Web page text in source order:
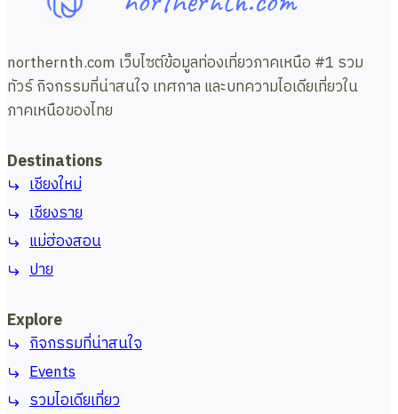
northernth.com เว็บไซต์ข้อมูลท่องเที่ยวภาคเหนือ #1 รวม
ทัวร์ กิจกรรมที่น่าสนใจ เทศกาล และบทความไอเดียเที่ยวใน
ภาคเหนือของไทย
Destinations
เชียงใหม่
เชียงราย
แม่ฮ่องสอน
ปาย
Explore
กิจกรรมที่น่าสนใจ
Events
รวมไอเดียเที่ยว